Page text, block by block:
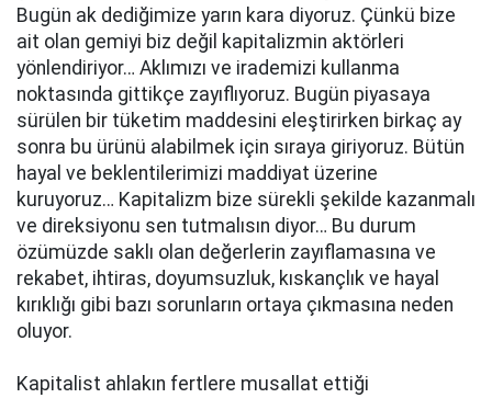
Bugün ak dediğimize yarın kara diyoruz. Çünkü bize
ait olan gemiyi biz değil kapitalizmin aktörleri
yönlendiriyor… Aklımızı ve irademizi kullanma
noktasında gittikçe zayıflıyoruz. Bugün piyasaya
sürülen bir tüketim maddesini eleştirirken birkaç ay
sonra bu ürünü alabilmek için sıraya giriyoruz. Bütün
hayal ve beklentilerimizi maddiyat üzerine
kuruyoruz… Kapitalizm bize sürekli şekilde kazanmalı
ve direksiyonu sen tutmalısın diyor… Bu durum
özümüzde saklı olan değerlerin zayıflamasına ve
rekabet, ihtiras, doyumsuzluk, kıskançlık ve hayal
kırıklığı gibi bazı sorunların ortaya çıkmasına neden
oluyor.
Kapitalist ahlakın fertlere musallat ettiği